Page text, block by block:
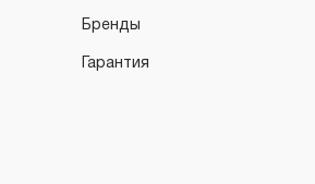
Бренды
Гарантия